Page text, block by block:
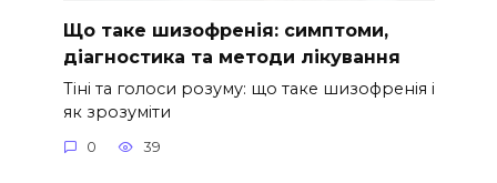
Що таке шизофренія: симптоми,
діагностика та методи лікування
Тіні та голоси розуму: що таке шизофренія і
як зрозуміти
0 39